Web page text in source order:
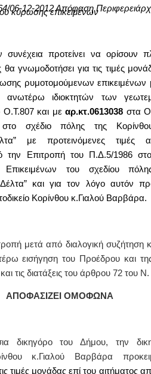
06-12-2012 Απόφαση
κύρωσης επικειμένων
προτείνει να ορίσουν
θα γνωμοδοτήσει για τις τιμές
ρυμοτομούμενων επικειμένων
ανωτέρω ιδιοκτητών των
Ο.Τ.807 και μεαρ.κτ.0613038 στα
σχέδιο πόλης της
με προτεινόμενες τιμές
την Επιτροπή του Π.Δ.5/1986
Επικειμένων του σχεδίου
και για τον λόγο αυτόν
Κορίνθου κ.Γιαλού Βαρβάρα.
μετά από διαλογική συζήτηση
εισήγηση του Προέδρου και
τις διατάξεις του άρθρου 72 του Ν.
ΑΠΟΦΑΣΙΖΕΙ ΟΜΟΦΩΝΑ
δικηγόρο του Δήμου, την
κ.Γιαλού Βαρβάρα
τιμές μονάδαςεπί του αιτήματος